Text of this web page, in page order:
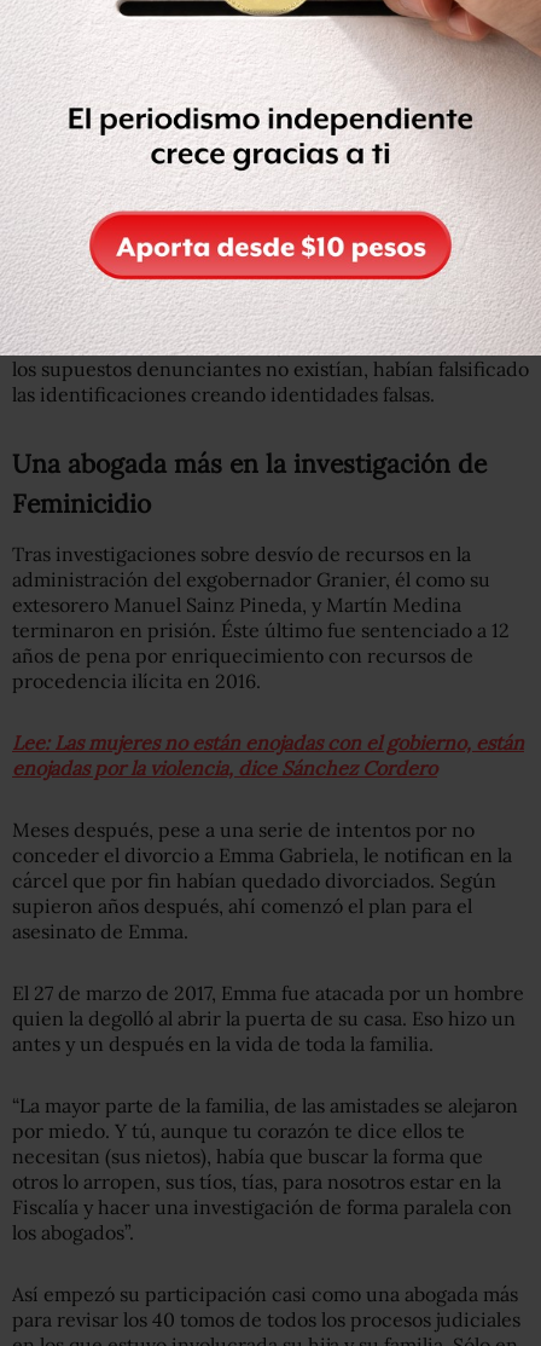
del mismo juez que también giró una orden de
aprehensión en contra de Emma Gabriela por el delito de
abuso de confianza a la par del proceso que se llevaba en
Tabasco. Eso abría la posibilidad de ser trasladada a Santa
Martha Acatitla, lo que se convirtió en un arma de
amenaza. Por eso, dice Ligia, se sumó a la familia de Yakiri
en su protesta.
Pero en ese periodo, Ligia fue detenida por la presunta
falsificación de documentos oficiales y clonación de
tarjetas bancarias en Guadalajara, por lo que fue
trasladada al penal de Puente Grande al tratarse de un
delito federal. Estuvo 10 días, y fue liberada debido a que
los supuestos denunciantes no existían, habían falsificado
las identificaciones creando identidades falsas.
Una abogada más en la investigación de
Feminicidio
Tras investigaciones sobre desvío de recursos en la
administración del exgobernador Granier, él como su
extesorero Manuel Sainz Pineda, y Martín Medina
terminaron en prisión. Éste último fue sentenciado a 12
años de pena por enriquecimiento con recursos de
procedencia ilícita en 2016.
Lee: Las mujeres no están enojadas con el gobierno, están
enojadas por la violencia, dice Sánchez Cordero
Meses después, pese a una serie de intentos por no
conceder el divorcio a Emma Gabriela, le notifican en la
cárcel que por fin habían quedado divorciados. Según
supieron años después, ahí comenzó el plan para el
asesinato de Emma.
El 27 de marzo de 2017, Emma fue atacada por un hombre
quien la degolló al abrir la puerta de su casa. Eso hizo un
antes y un después en la vida de toda la familia.
“La mayor parte de la familia, de las amistades se alejaron
por miedo. Y tú, aunque tu corazón te dice ellos te
necesitan (sus nietos), había que buscar la forma que
otros lo arropen, sus tíos, tías, para nosotros estar en la
Fiscalía y hacer una investigación de forma paralela con
los abogados”.
Así empezó su participación casi como una abogada más
para revisar los 40 tomos de todos los procesos judiciales